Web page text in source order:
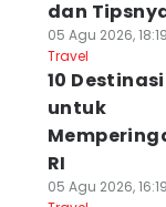
dan
05 Agu 2026,
Travel
10
untuk
RI
05 Agu 2026,